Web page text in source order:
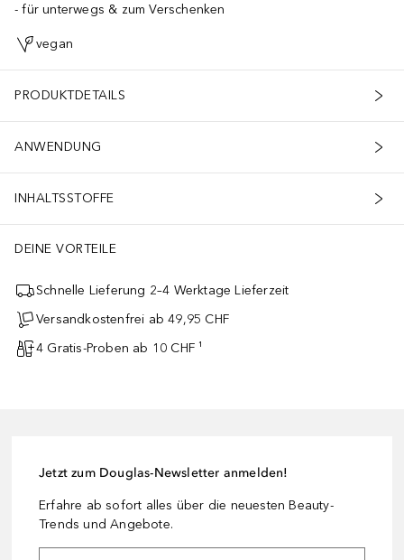
für unterwegs & zum Verschenken
vegan
PRODUKTDETAILS
ANWENDUNG
INHALTSSTOFFE
DEINE VORTEILE
Schnelle Lieferung 2–4 Werktage Lieferzeit
Versandkostenfrei ab 49,95 CHF
4 Gratis-Proben ab 10 CHF ¹
Jetzt zum Douglas-Newsletter anmelden!
Erfahre ab sofort alles über die neuesten Beauty-
Trends und Angebote.